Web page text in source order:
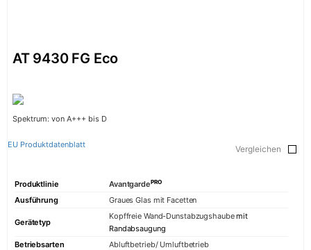
AT 9430 FG Eco
Spektrum: von A+++ bis D
EU Produktdatenblatt Vergleichen
Produktlinie AvantgardePRO
Ausführung Graues Glas mit Facetten
Gerätetyp
Kopffreie Wand-Dunstabzugshaubemit
Randabsaugung
Betriebsarten
Abluftbetrieb/ Umluftbetrieb